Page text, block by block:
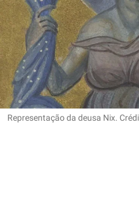
Representação da deusa Nix.